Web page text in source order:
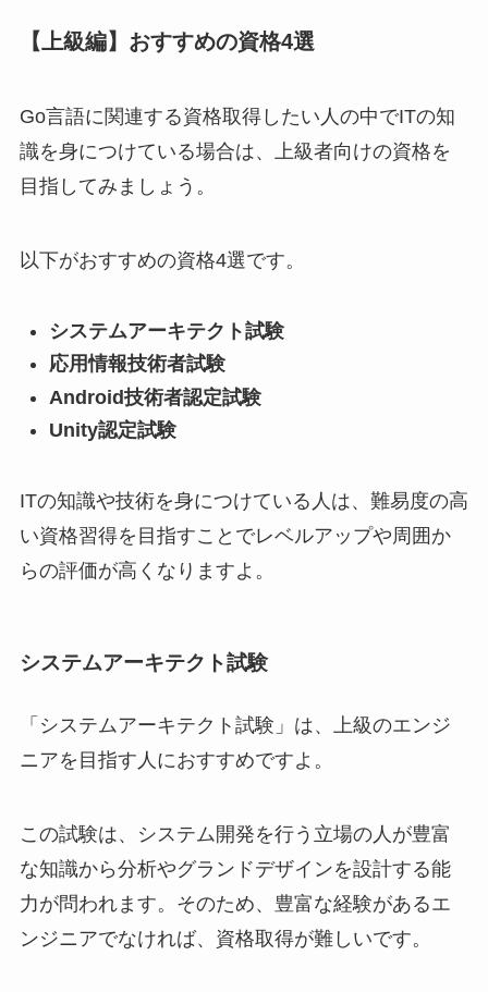
【上級編】おすすめの資格4選
Go言語に関連する資格取得したい人の中でITの知
識を身につけている場合は、上級者向けの資格を
目指してみましょう。
以下がおすすめの資格4選です。
システムアーキテクト試験
応用情報技術者試験
Android技術者認定試験
Unity認定試験
ITの知識や技術を身につけている人は、難易度の高
い資格習得を目指すことでレベルアップや周囲か
らの評価が高くなりますよ。
システムアーキテクト試験
「システムアーキテクト試験」は、上級のエンジ
ニアを目指す人におすすめですよ。
この試験は、システム開発を行う立場の人が豊富
な知識から分析やグランドデザインを設計する能
力が問われます。そのため、豊富な経験があるエ
ンジニアでなければ、資格取得が難しいです。